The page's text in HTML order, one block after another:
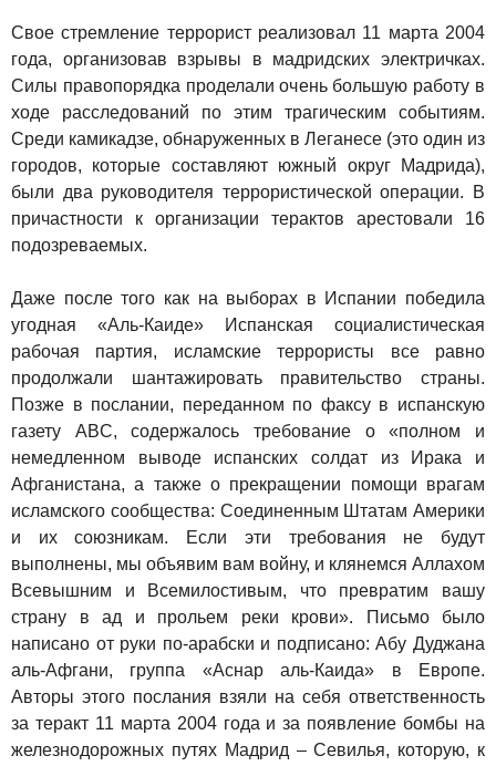
Свое стремление террорист реализовал 11 марта 2004
года, организовав взрывы в мадридских электричках.
Силы правопорядка проделали очень большую работу в
ходе расследований по этим трагическим событиям.
Среди камикадзе, обнаруженных в Леганесе (это один из
городов, которые составляют южный округ Мадрида),
были два руководителя террористической операции. В
причастности к организации терактов арестовали 16
подозреваемых.
Даже после того как на выборах в Испании победила
угодная «Аль-Каиде» Испанская социалистическая
рабочая партия, исламские террористы все равно
продолжали шантажировать правительство страны.
Позже в послании, переданном по факсу в испанскую
газету ABC, содержалось требование о «полном и
немедленном выводе испанских солдат из Ирака и
Афганистана, а также о прекращении помощи врагам
исламского сообщества: Соединенным Штатам Америки
и их союзникам. Если эти требования не будут
выполнены, мы объявим вам войну, и клянемся Аллахом
Всевышним и Всемилостивым, что превратим вашу
страну в ад и прольем реки крови». Письмо было
написано от руки по-арабски и подписано: Абу Дуджана
аль-Афгани, группа «Аснар аль-Каида» в Европе.
Авторы этого послания взяли на себя ответственность
за теракт 11 марта 2004 года и за появление бомбы на
железнодорожных путях Мадрид – Севилья, которую, к